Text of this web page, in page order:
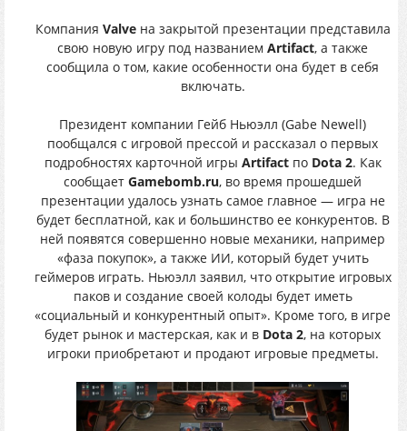
Компания Valveна закрытой презентации представила
свою новую игру под названием Artifact, а также
сообщила о том, какие особенности она будет в себя
включать.
Президент компании Гейб Ньюэлл (Gabe Newell)
пообщался с игровой прессой и рассказал о первых
подробностях карточной игры Artifactпо Dota 2. Как
сообщает Gamebomb.ru, во время прошедшей
презентации удалось узнать самое главное — игра не
будет бесплатной, как и большинство ее конкурентов. В
ней появятся совершенно новые механики, например
«фаза покупок», а также ИИ, который будет учить
геймеров играть. Ньюэлл заявил, что открытие игровых
паков и создание своей колоды будет иметь
«социальный и конкурентный опыт». Кроме того, в игре
будет рынок и мастерская, как и в Dota 2, на которых
игроки приобретают и продают игровые предметы.